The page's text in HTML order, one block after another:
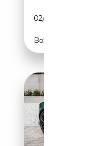
02/2007
Boîte